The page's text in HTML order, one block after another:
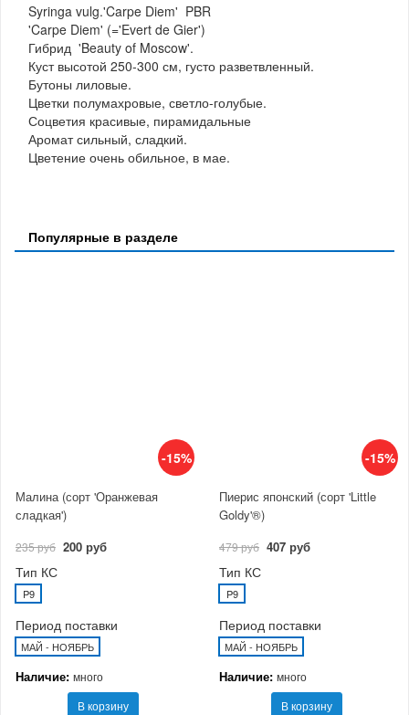
Syringa vulg.'Carpe Diem' PBR
'Carpe Diem' (='Evert de Gier')
Гибрид 'Beauty of Moscow'.
Куст высотой 250-300 см, густо разветвленный.
Бутоны лиловые.
Цветки полумахровые, светло-голубые.
Соцветия красивые, пирамидальные
Аромат сильный, сладкий.
Цветение очень обильное, в мае.
Популярные в разделе
-15%
Малина (сорт 'Оранжевая
сладкая')
235 руб 200 руб
Тип КС
P9
Период поставки
МАЙ - НОЯБРЬ
Наличие: много
В корзину
-15%
Пиерис японский (сорт 'Little
Goldy'®)
479 руб 407 руб
Тип КС
P9
Период поставки
МАЙ - НОЯБРЬ
Наличие: много
В корзину